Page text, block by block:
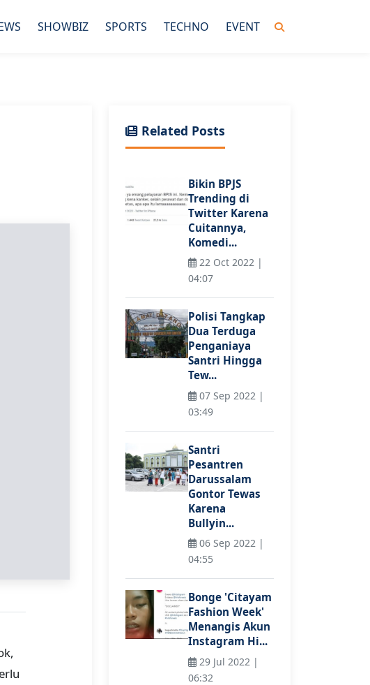
SHOWBIZ SPORTS TECHNO EVENT
Related Posts
Bikin BPJS
Trending di
Twitter Karena
Cuitannya,
Komedi...
22 Oct 2022 |
04:07
Polisi Tangkap
Dua Terduga
Penganiaya
Santri Hingga
Tew...
07 Sep 2022 |
03:49
Santri
Pesantren
Darussalam
Gontor Tewas
Karena
Bullyin...
06 Sep 2022 |
04:55
Bonge 'Citayam
Fashion Week'
Menangis Akun
Instagram Hi...
29 Jul 2022 |
06:32